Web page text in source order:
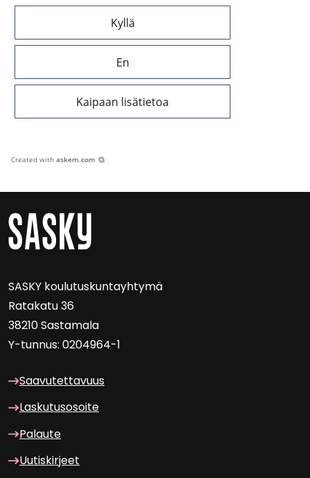
Kyllä
En
Kaipaan lisätietoa
Created with askem.com
SASKY kou­lu­tus­kun­tayh­ty­mä
Ra­ta­ka­tu 36
38210 Sas­ta­ma­la
Y-​tunnus: 0204964-1
Saa­vu­tet­ta­vuus
Las­ku­tuso­soi­te
Pa­lau­te
Uu­tis­kir­jeet